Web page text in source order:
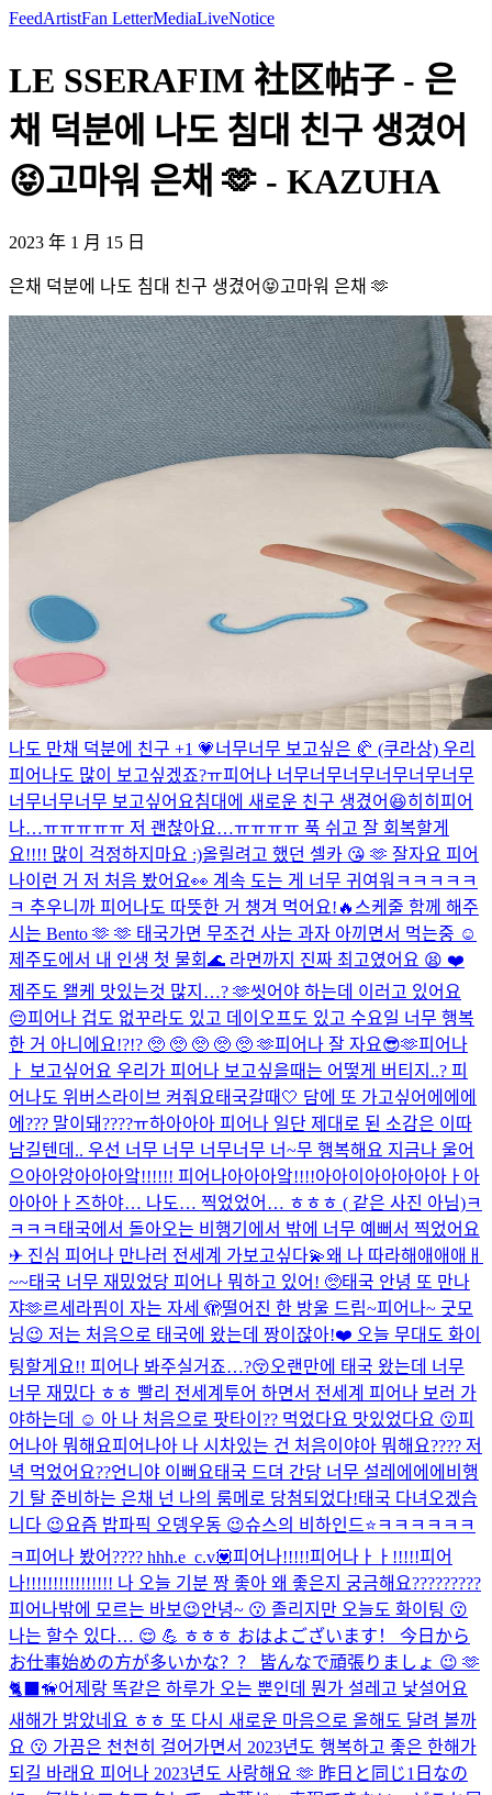
FeedArtistFan LetterMediaLiveNotice
LE SSERAFIM 社区帖子 - 은
채 덕분에 나도 침대 친구 생겼어
😝고마워 은채 🫶 - KAZUHA
2023 年 1 月 15 日
은채 덕분에 나도 침대 친구 생겼어😝고마워 은채 🫶
나도 만채 덕분에 친구 +1 💗너무너무 보고싶은 🥐 (쿠라상) 우리
피어나도 많이 보고싶겠죠?ㅠ피어나 너무너무너무너무너무너무
너무너무너무 보고싶어요침대에 새로운 친구 생겼어😆히히 피어
나…ㅠㅠㅠㅠㅠ 저 괜찮아요…ㅠㅠㅠㅠ 푹 쉬고 잘 회복할게
요!!!! 많이 걱정하지마요 :)올릴려고 했던 셀카 😘 🫶 잘자요 피어
나이런 거 저 처음 봤어요👀 계속 도는 게 너무 귀여워ㅋㅋㅋㅋㅋ
ㅋ 추우니까 피어나도 따뜻한 거 챙겨 먹어요!🔥 스케줄 함께 해주
시는 Bento 🫶 🫶 태국가면 무조건 사는 과자 아끼면서 먹는중 ☺️
제주도에서 내 인생 첫 물회🌊 라면까지 진짜 최고였어요 😫 ❤️
제주도 왤케 맛있는것 많지…? 🫶씻어야 하는데 이러고 있어요
😔피어나 겁도 없꾸라도 있고 데이오프도 있고 수요일 너무 행복
한 거 아니에요!?!? 🥺 🥺 🥺 🥺 🥺 🫶피어나 잘 자요😎🫶피어나
ㅏ 보고싶어요 우리가 피어나 보고싶을때는 어떻게 버티지..? 피
어나도 위버스라이브 켜줘요태국갈때🤍 담에 또 가고싶어 에에에
에??? 말이돼????ㅠ하아아아 피어나 일단 제대로 된 소감은 이따
남길텐데.. 우선 너무 너무 너무너무 너~무 행복해요 지금나 울어
으아아앙아아아앜!!!!!! 피어나아아아앜!!!!아아이아아아아아ㅏ아
아아아ㅏ 즈하야… 나도… 찍었었어… ㅎㅎㅎ ( 같은 사진 아님)ㅋ
ㅋㅋㅋ 태국에서 돌아오는 비행기에서 밖에 너무 예뻐서 찍었어요
✈︎ 진심 피어나 만나러 전세계 가보고싶다💫왜 나 따라해애애애ㅐ
~~태국 너무 재밌었당 피어나 뭐하고 있어! 🥺태국 안녕 또 만나
쟈🫶르세라핌이 자는 자세 🫣떨어진 한 방울 드립~피어나~ 굿모
닝😉 저는 처음으로 태국에 왔는데 짱이잖아!❤️ 오늘 무대도 화이
팅할게요!! 피어나 봐주실거죠…?😚오랜만에 태국 왔는데 너무
너무 재밌다 ㅎㅎ 빨리 전세계투어 하면서 전세계 피어나 보러 가
야하는데 ☺️ 아 나 처음으로 팟타이?? 먹었다요 맛있었다요 😗피
어나아 뭐해요피어나아 나 시차있는 건 처음이야아 뭐해요???? 저
녁 먹었어요??언니야 이뻐요태국 드뎌 간당 너무 설레에에에 비행
기 탈 준비하는 은채 넌 나의 룸메로 당첨되었다!태국 다녀오겠습
니다 😉요즘 밥파픽 오뎅우동 😉슈스의 비하인드⭐ㅋㅋㅋㅋㅋㅋ
ㅋ피어나 봤어???? hhh.e_c.v💟피어나!!!!!피어나ㅏㅏ!!!!!피어
나!!!!!!!!!!!!!!!! 나 오늘 기분 짱 좋아 왜 좋은지 궁금해요?????????
피어나밖에 모르는 바보😉안녕~ 😗 졸리지만 오늘도 화이팅 😗
나는 할수 있다… 😌 💪 ㅎㅎㅎ おはよございます！ 今日から
お仕事始めの方が多いかな？？ 皆んなで頑張りましょ 😉 🫶
🐈‍⬛🦮어제랑 똑같은 하루가 오는 뿐인데 뭔가 설레고 낯설어요
새해가 밝았네요 ㅎㅎ 또 다시 새로운 마음으로 올해도 달려 볼까
요 😗 가끔은 천천히 걸어가면서 2023년도 행복하고 좋은 한해가
되길 바래요 피어나 2023년도 사랑해요 🫶 昨日と同じ1日なの